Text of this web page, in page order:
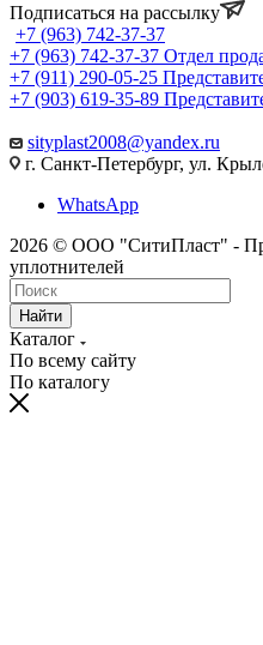
Подписаться на рассылку
+7 (963) 742-37-37
+7 (963) 742-37-37 Отдел
+7 (911) 290-05-25
+7 (903) 619-35-89
sityplast2008@yandex.ru
г. Санкт-Петербург, ул.
WhatsApp
2026 © ООО "СитиПласт" -
уплотнителей
Найти
Каталог
По всему сайту
По каталогу